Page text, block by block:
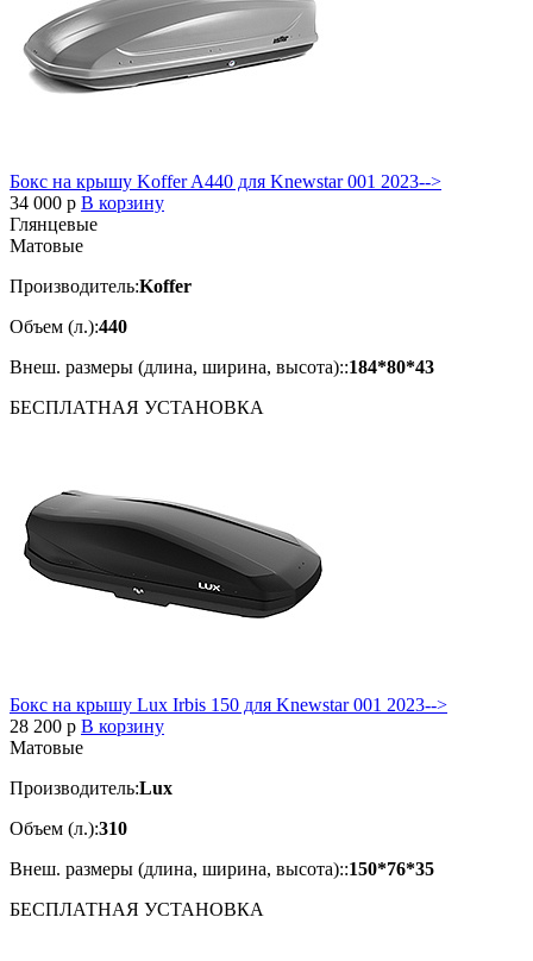
Бокс на крышу Koffer A440 для Knewstar 001 2023-->
34 000 p В корзину
Глянцевые
Матовые
Производитель:Koffer
Объем (л.):440
Внеш. размеры (длина, ширина, высота)::184*80*43
БЕСПЛАТНАЯ УСТАНОВКА
Бокс на крышу Lux Irbis 150 для Knewstar 001 2023-->
28 200 p В корзину
Матовые
Производитель:Lux
Объем (л.):310
Внеш. размеры (длина, ширина, высота)::150*76*35
БЕСПЛАТНАЯ УСТАНОВКА